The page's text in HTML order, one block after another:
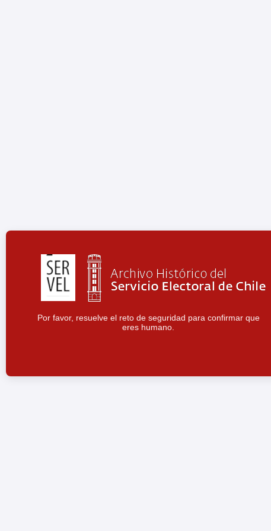
Por favor, resuelve el reto de seguridad para confirmar que
eres humano.